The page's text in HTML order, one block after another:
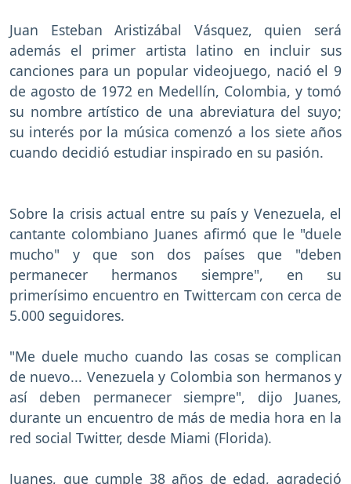
Juan Esteban Aristizábal Vásquez, quien será
además el primer artista latino en incluir sus
canciones para un popular videojuego, nació el 9
de agosto de 1972 en Medellín, Colombia, y tomó
su nombre artístico de una abreviatura del suyo;
su interés por la música comenzó a los siete años
cuando decidió estudiar inspirado en su pasión.
Sobre la crisis actual entre su país y Venezuela, el
cantante colombiano Juanes afirmó que le "duele
mucho" y que son dos países que "deben
permanecer hermanos siempre", en su
primerísimo encuentro en Twittercam con cerca de
5.000 seguidores.
"Me duele mucho cuando las cosas se complican
de nuevo... Venezuela y Colombia son hermanos y
así deben permanecer siempre", dijo Juanes,
durante un encuentro de más de media hora en la
red social Twitter, desde Miami (Florida).
Juanes, que cumple 38 años de edad, agradeció